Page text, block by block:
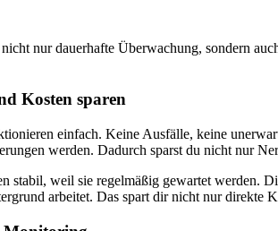
nur dauerhafte Überwachung, sondern
Kosten sparen
einfach. Keine Ausfälle, keine
werden. Dadurch sparst du nicht nur
stabil, weil sie regelmäßig gewartet werden.
arbeitet. Das spart dir nicht nur direkte